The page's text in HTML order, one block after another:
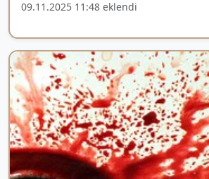
09.11.2025 11:48 eklendi